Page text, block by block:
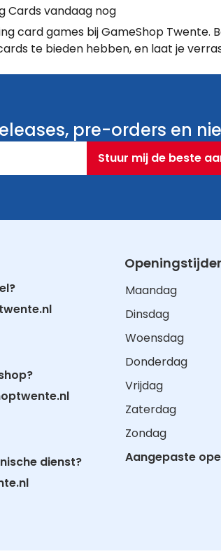
Cards vandaag nog
card games bij GameShop Twente.
te bieden hebben, en laat je
pre-orders en
Stuur mij de beste
dienst?
Maandag
Dinsdag
Woensdag
Donderdag
Vrijdag
Zaterdag
Zondag
Aangepaste